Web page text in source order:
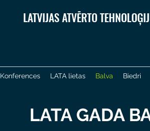
LATVIJAS ATVĒRTO
Konferences LATA lietas Balva Biedri
LATA GADA